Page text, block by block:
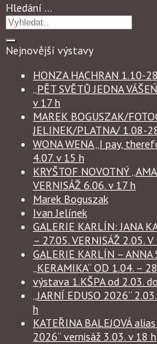
Hledání …
Nejnovější výstavy
HONZA HACHRAN 1.10-
„PĚT SVĚTŮ JEDNA
v 17 h
MAREK BOGUSZAK/
JELINEK/PLATNA/ 1.08-
WONA WENA „I pay,
4.07. v 15 h
KRYŠTOF NOVOTNÝ
VERNISÁŽ 6.06. v 17 h
Marek Boguszak
Ivan Jelínek
GALERIE KARLÍN: JANA
– 27.05. VERNISÁŽ 2.05.
GALERIE KARLÍN – ANNA
„KERAMIKA“ OD 1.04. –
výstava 1.KŠPA od 2.03.
„JARNÍ EDUSO 2026“
h
KATEŘINA BALEJOVÁ
2026“ vernisáž 3.03. v 18 h